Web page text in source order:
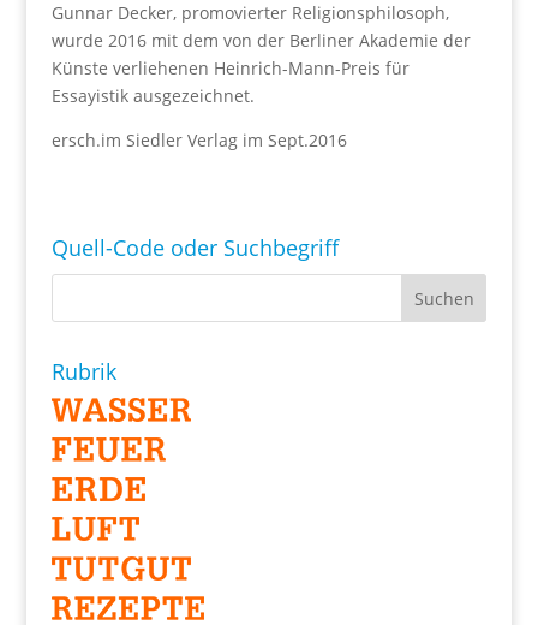
Gunnar Decker, promovierter Religionsphilosoph,
wurde 2016 mit dem von der Berliner Akademie der
Künste verliehenen Heinrich-Mann-Preis für
Essayistik ausgezeichnet.
ersch.im Siedler Verlag im Sept.2016
Quell-Code oder Suchbegriff
Rubrik